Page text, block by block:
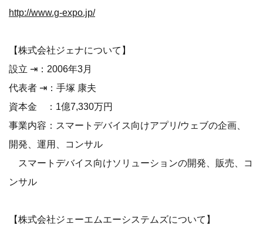
http://www.g-expo.jp/
【株式会社ジェナについて】
設立 ⇥：2006年3月
代表者 ⇥：手塚 康夫
資本金 ：1億7,330万円
事業内容：スマートデバイス向けアプリ/ウェブの企画、
開発、運用、コンサル
スマートデバイス向けソリューションの開発、販売、コ
ンサル
【株式会社ジェーエムエーシステムズについて】